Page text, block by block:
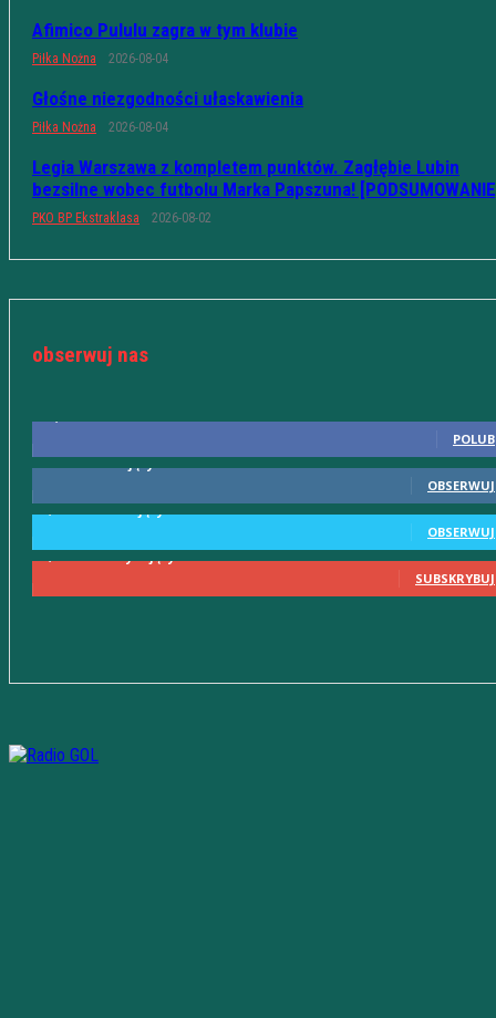
Afimico Pululu zagra w tym klubie
Piłka Nożna 2026-08-04
Głośne niezgodności ułaskawienia
Piłka Nożna 2026-08-04
Legia Warszawa z kompletem punktów. Zagłębie Lubin
bezsilne wobec futbolu Marka Papszuna!
PKO BP Ekstraklasa 2026-08-02
obserwuj nas
POLUB
OBSERWUJ
OBSERWUJ
SUBSKRYBUJ